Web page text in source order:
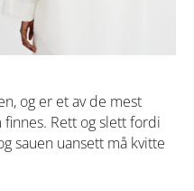
og er et av de mest
Rett og slett fordi
sauen uansett må kvitte